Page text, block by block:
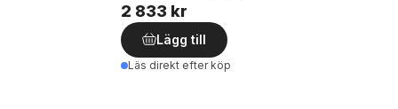
2 833 kr
Lägg till
Läs direkt efter köp